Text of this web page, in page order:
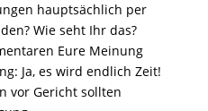
hauptsächlich per
Wie seht Ihr das?
Eure Meinung
Ja, es wird endlich Zeit!
vor Gericht sollten